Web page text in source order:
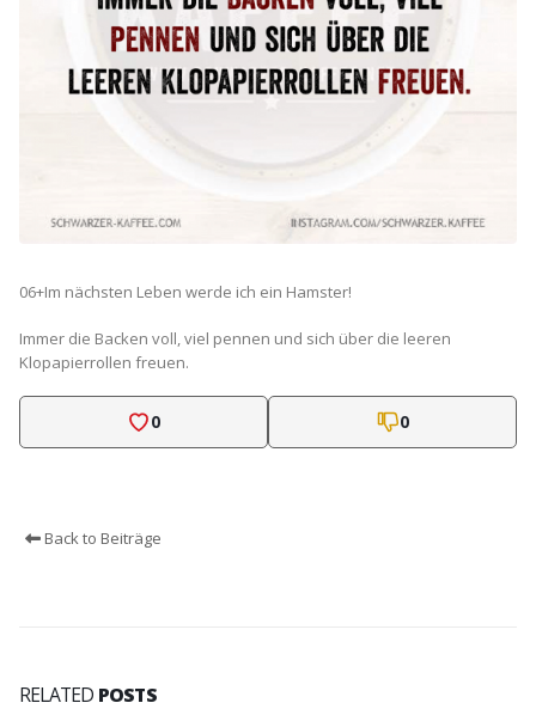
06+Im nächsten Leben werde ich ein Hamster!
Immer die Backen voll, viel pennen und sich über die leeren
Klopapierrollen freuen.
0 0
Back to Beiträge
RELATED POSTS